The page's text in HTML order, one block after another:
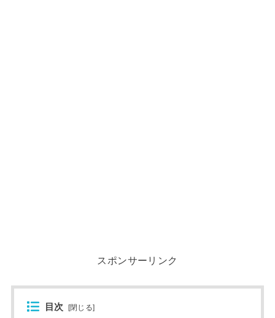
スポンサーリンク
目次 [閉じる]